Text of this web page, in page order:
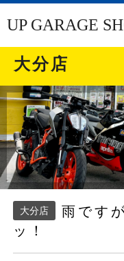
UP GARAGE
大分店
大分店
雨です
ッ！